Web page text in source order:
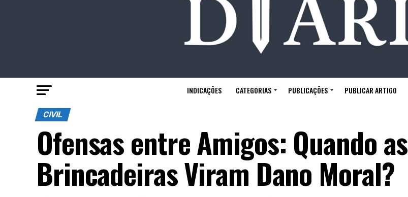
INDICAÇÕES CATEGORIAS PUBLICAÇÕES PUBLICAR ARTIGO
CIVIL
Ofensas entre Amigos: Quando as
Brincadeiras Viram Dano Moral?